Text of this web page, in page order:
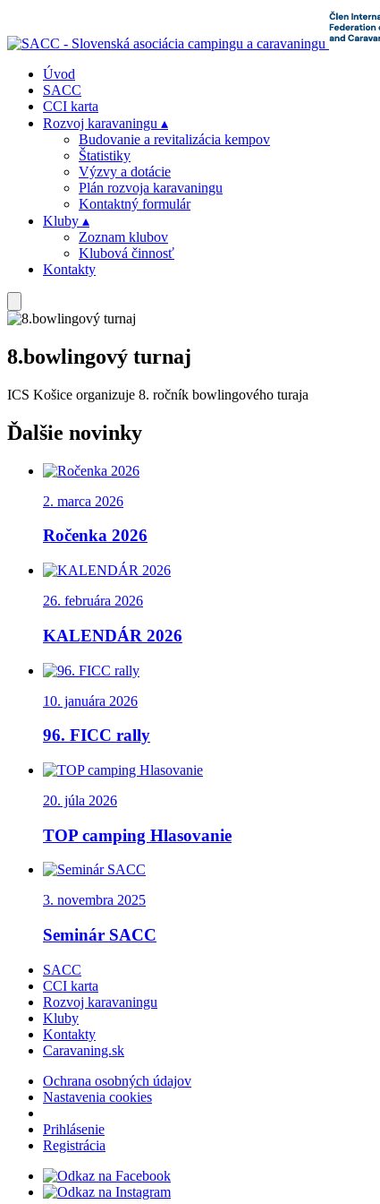
Úvod
SACC
CCI karta
Rozvoj karavaningu ▴
Budovanie a revitalizácia kempov
Štatistiky
Výzvy a dotácie
Plán rozvoja karavaningu
Kontaktný formulár
Kluby ▴
Zoznam klubov
Klubová činnosť
Kontakty
8.bowlingový turnaj
ICS Košice organizuje 8. ročník bowlingového turaja
Ďalšie novinky
2. marca 2026
Ročenka 2026
26. februára 2026
KALENDÁR 2026
10. januára 2026
96. FICC rally
20. júla 2026
TOP camping Hlasovanie
3. novembra 2025
Seminár SACC
SACC
CCI karta
Rozvoj karavaningu
Kluby
Kontakty
Caravaning.sk
Ochrana osobných údajov
Nastavenia cookies
Prihlásenie
Registrácia